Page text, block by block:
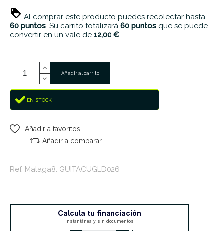
Al comprar este producto puedes recolectar hasta
60 puntos. Su carrito totalizará 60 puntos que se puede
convertir en un vale de 12,00 €.
Añadir al carrito
EN STOCK
Añadir a favoritos
Añadir a comparar
Ref. Malaga8: GUITACUGLD026